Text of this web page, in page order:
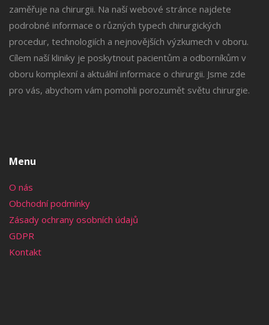
zaměřuje na chirurgii. Na naší webové stránce najdete
podrobné informace o různých typech chirurgických
procedur, technologiích a nejnovějších výzkumech v oboru.
Cílem naší kliniky je poskytnout pacientům a odborníkům v
oboru komplexní a aktuální informace o chirurgii. Jsme zde
pro vás, abychom vám pomohli porozumět světu chirurgie.
Menu
O nás
Obchodní podmínky
Zásady ochrany osobních údajů
GDPR
Kontakt